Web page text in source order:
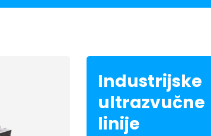
Industrijske
ultrazvučne
linije